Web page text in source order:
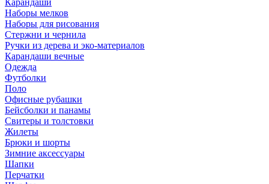
Карандаши
Наборы мелков
Наборы для рисования
Стержни и чернила
Ручки из дерева и эко-материалов
Карандаши вечные
Одежда
Футболки
Поло
Офисные рубашки
Бейсболки и панамы
Свитеры и толстовки
Жилеты
Брюки и шорты
Зимние аксессуары
Шапки
Перчатки